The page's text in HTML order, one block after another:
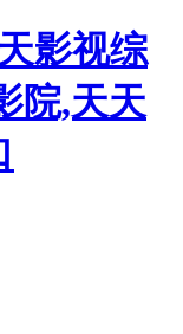
影视综
院,天天